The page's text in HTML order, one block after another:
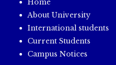
Home
About University
International students
Current Students
Campus Notices